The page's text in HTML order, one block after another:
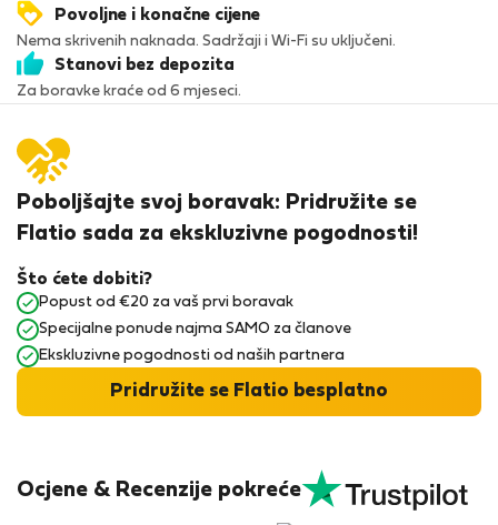
Povoljne i konačne cijene
Nema skrivenih naknada. Sadržaji i Wi-Fi su uključeni.
Stanovi bez depozita
Za boravke kraće od 6 mjeseci.
Ocjene & Recenzije pokreće
Poboljšajte svoj boravak: Pridružite se
Flatio sada za ekskluzivne pogodnosti!
Što ćete dobiti?
Popust od €20 za vaš prvi boravak
Specijalne ponude najma SAMO za članove
Ekskluzivne pogodnosti od naših partnera
Pridružite se Flatio besplatno